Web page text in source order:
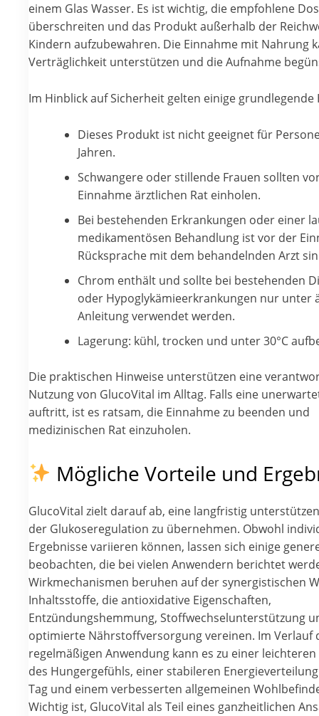
einem Glas Wasser. Es ist wichtig, die empfohlene
überschreiten und das Produkt außerhalb der
Kindern aufzubewahren. Die Einnahme mit Nahrung
Verträglichkeit unterstützen und die Aufnahme
Im Hinblick auf Sicherheit gelten einige grundlegende
Dieses Produkt ist nicht geeignet für
Jahren.
Schwangere oder stillende Frauen sollten
Einnahme ärztlichen Rat einholen.
Bei bestehenden Erkrankungen oder einer
medikamentösen Behandlung ist vor der
Rücksprache mit dem behandelnden Arzt
Chrom enthält und sollte bei bestehenden
oder Hypoglykämieerkrankungen nur unter
Anleitung verwendet werden.
Lagerung: kühl, trocken und unter 30°C
Die praktischen Hinweise unterstützen eine
Nutzung von GlucoVital im Alltag. Falls eine
auftritt, ist es ratsam, die Einnahme zu beenden und
medizinischen Rat einzuholen.
Mögliche Vorteile und
GlucoVital zielt darauf ab, eine langfristig
der Glukoseregulation zu übernehmen. Obwohl
Ergebnisse variieren können, lassen sich einige
beobachten, die bei vielen Anwendern berichtet
Wirkmechanismen beruhen auf der synergistischen
Inhaltsstoffe, die antioxidative Eigenschaften,
Entzündungshemmung, Stoffwechselunterstützung
optimierte Nährstoffversorgung vereinen. Im Verlauf
regelmäßigen Anwendung kann es zu einer
des Hungergefühls, einer stabileren
Tag und einem verbesserten allgemeinen
Wichtig ist, GlucoVital als Teil eines ganzheitlichen